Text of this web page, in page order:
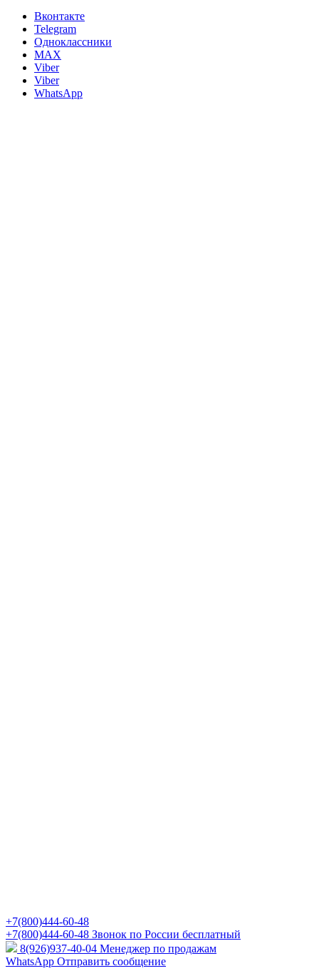
Вконтакте
Telegram
Одноклассники
MAX
Viber
Viber
WhatsApp
+7(800)444-60-48
+7(800)444-60-48 Звонок по России бесплатный
8(926)937-40-04 Менеджер по продажам
WhatsApp Отправить сообщение